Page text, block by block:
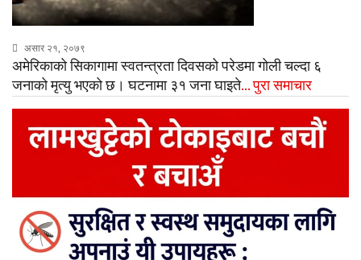
असार २१, २०७९
अमेरिकाको सिकागामा स्वतन्त्रता दिवसको परेडमा गोली चल्दा ६
जनाको मृत्यु भएको छ। घटनामा ३१ जना घाइते... पुरा समाचार